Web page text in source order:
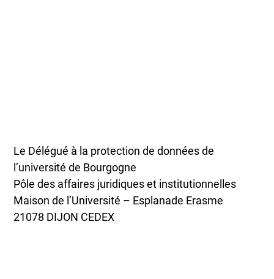
Le Délégué à la protection de données de
l’université de Bourgogne
Pôle des affaires juridiques et institutionnelles
Maison de l’Université – Esplanade Erasme
21078 DIJON CEDEX